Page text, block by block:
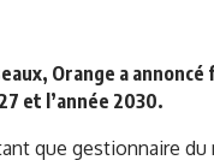
Orange a
et l’année 2030.
que gestionnaire du